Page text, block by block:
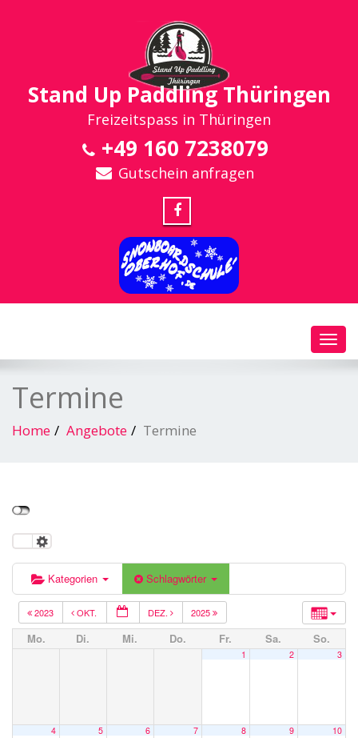
Stand Up Paddling Thüringen
Freizeitspass in Thüringen
+49 160 7238079
Gutschein anfragen
Termine
Home Angebote Termine
Kategorien Schlagwörter
2023 OKT. DEZ. 2025
Mo. Di. Mi. Do. Fr. Sa. So.
1 2 3
4 5 6 7 8 9 10